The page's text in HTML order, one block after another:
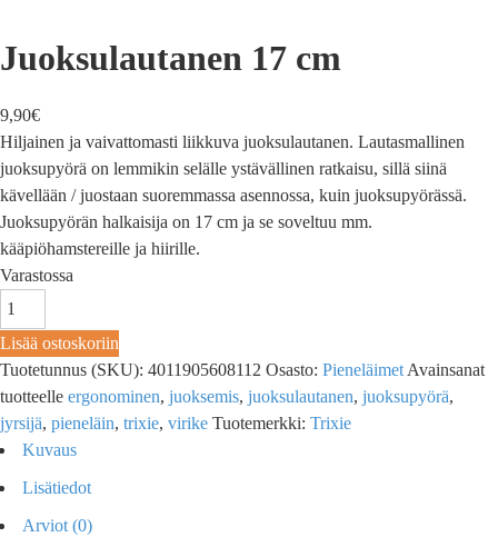
Juoksulautanen 17 cm
9,90€
Hiljainen ja vaivattomasti liikkuva juoksulautanen. Lautasmallinen
juoksupyörä on lemmikin selälle ystävällinen ratkaisu, sillä siinä
kävellään / juostaan suoremmassa asennossa, kuin juoksupyörässä.
Juoksupyörän halkaisija on 17 cm ja se soveltuu mm.
kääpiöhamstereille ja hiirille.
Varastossa
Lisää ostoskoriin
Tuotetunnus (SKU): 4011905608112 Osasto: Pieneläimet Avainsanat
tuotteelle ergonominen, juoksemis, juoksulautanen, juoksupyörä,
jyrsijä, pieneläin, trixie, virike Tuotemerkki: Trixie
Kuvaus
Lisätiedot
Arviot (0)